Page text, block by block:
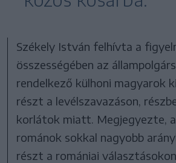
Székely István felhívta a
összességében az
rendelkező külhoni magyarok
részt a levélszavazáson,
korlátok miatt. Megjegyezte,
románok sokkal nagyobb
részt a romániai